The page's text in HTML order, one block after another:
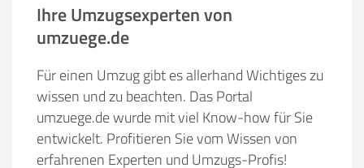
Ihre Umzugsexperten von
umzuege.de
Für einen Umzug gibt es allerhand Wichtiges zu
wissen und zu beachten. Das Portal
umzuege.de wurde mit viel Know-how für Sie
entwickelt. Profitieren Sie vom Wissen von
erfahrenen Experten und Umzugs-Profis!